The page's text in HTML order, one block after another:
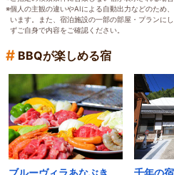
※個人の主観の違いやAIによる自動出力などのため
います。また、宿泊施設の一部の部屋・プランに
ずご自身で内容をご確認ください。
# BBQが楽しめる宿
ブルーヴィラあなぶき 千年の